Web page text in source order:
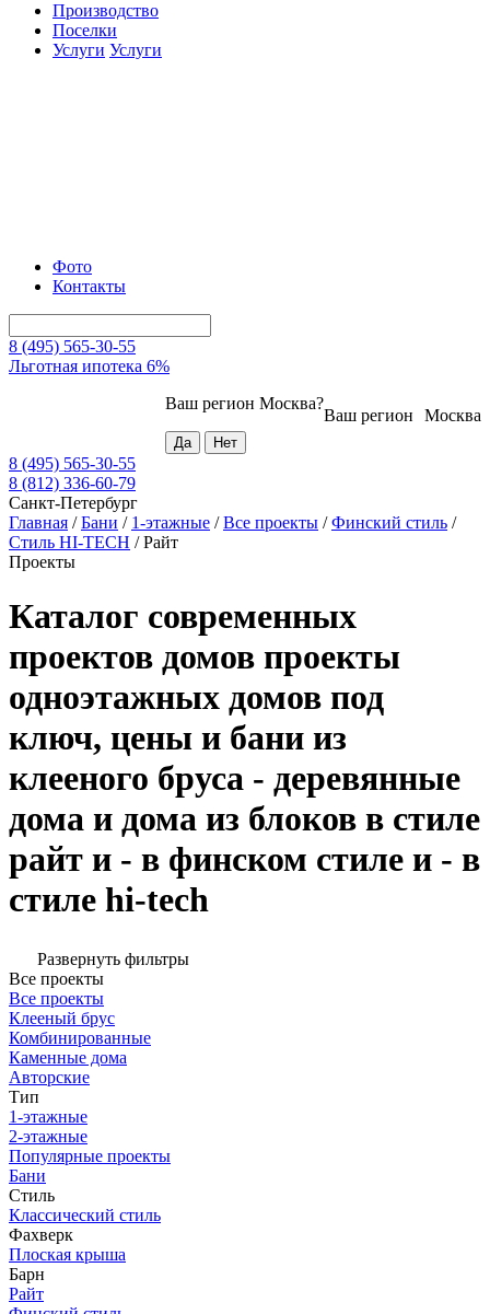
Производство
Поселки
Услуги Услуги
Фото
Контакты
8 (495) 565-30-55
Льготная ипотека 6%
Москва
Ваш регион
Ваш регион Москва?
8 (495) 565-30-55
8 (812) 336-60-79
Санкт-Петербург
Главная /Бани / 1-этажные /Все проекты /Финский стиль /
Стиль HI-TECH /Райт
Проекты
Каталог современных
проектов домов проекты
одноэтажных домов под
ключ, цены и бани из
клееного бруса - деревянные
дома и дома из блоков в стиле
райт и - в финском стиле и - в
стиле hi-tech
Развернуть фильтры
Все проекты
Все проекты
Клееный брус
Комбинированные
Каменные дома
Авторские
Тип
1-этажные
2-этажные
Популярные проекты
Бани
Стиль
Классический стиль
Фахверк
Плоская крыша
Барн
Райт